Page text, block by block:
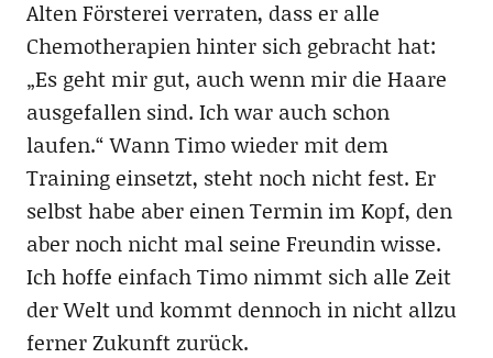
Alten Försterei verraten, dass er alle
Chemotherapien hinter sich gebracht hat:
„Es geht mir gut, auch wenn mir die Haare
ausgefallen sind. Ich war auch schon
laufen.“ Wann Timo wieder mit dem
Training einsetzt, steht noch nicht fest. Er
selbst habe aber einen Termin im Kopf, den
aber noch nicht mal seine Freundin wisse.
Ich hoffe einfach Timo nimmt sich alle Zeit
der Welt und kommt dennoch in nicht allzu
ferner Zukunft zurück.